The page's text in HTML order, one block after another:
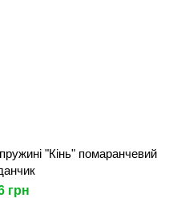
"Кінь" помаранчевий
грн